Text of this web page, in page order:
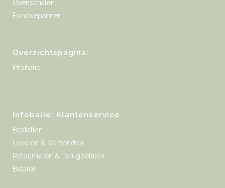
Ovenschalen
Fonduepannen
Overzichtspagina:
Infobalie
Infobalie: Klantenservice
Bestellen
Leveren & Verzenden
Retourneren & Terugbetalen
Betalen